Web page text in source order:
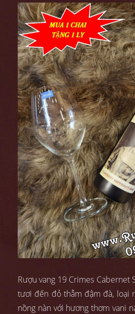
Rượu vang 19 Crimes Cabernet
tươi đến đỏ thẫm đậm đà, loại
nồng nàn với hương thơm vani